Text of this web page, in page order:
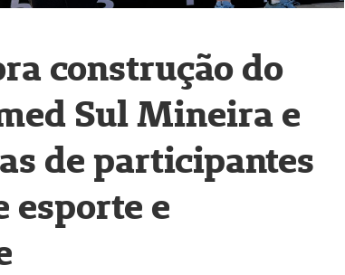
construção do
Sul Mineira e
de participantes
esporte e